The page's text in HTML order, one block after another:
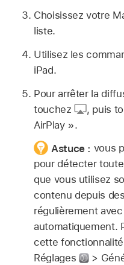
Choisissez votre
liste.
Utilisez les
iPad.
Pour arrêter la
touchez
, puis
AirPlay ».
Astuce : vous
pour détecter
que vous utilisez
contenu depuis
régulièrement
automatiquement.
cette
Réglages
>